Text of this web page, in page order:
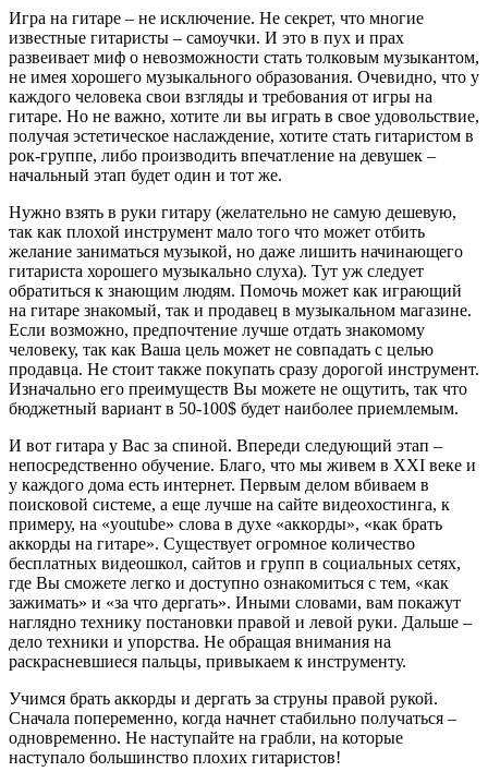
Игра на гитаре – не исключение. Не секрет, что многие
известные гитаристы – самоучки. И это в пух и прах
развеивает миф о невозможности стать толковым музыкантом,
не имея хорошего музыкального образования. Очевидно, что у
каждого человека свои взгляды и требования от игры на
гитаре. Но не важно, хотите ли вы играть в свое удовольствие,
получая эстетическое наслаждение, хотите стать гитаристом в
рок-группе, либо производить впечатление на девушек –
начальный этап будет один и тот же.
Нужно взять в руки гитару (желательно не самую дешевую,
так как плохой инструмент мало того что может отбить
желание заниматься музыкой, но даже лишить начинающего
гитариста хорошего музыкально слуха). Тут уж следует
обратиться к знающим людям. Помочь может как играющий
на гитаре знакомый, так и продавец в музыкальном магазине.
Если возможно, предпочтение лучше отдать знакомому
человеку, так как Ваша цель может не совпадать с целью
продавца. Не стоит также покупать сразу дорогой инструмент.
Изначально его преимуществ Вы можете не ощутить, так что
бюджетный вариант в 50-100$ будет наиболее приемлемым.
И вот гитара у Вас за спиной. Впереди следующий этап –
непосредственно обучение. Благо, что мы живем в ХХI веке и
у каждого дома есть интернет. Первым делом вбиваем в
поисковой системе, а еще лучше на сайте видеохостинга, к
примеру, на «youtube» слова в духе «аккорды», «как брать
аккорды на гитаре». Существует огромное количество
бесплатных видеошкол, сайтов и групп в социальных сетях,
где Вы сможете легко и доступно ознакомиться с тем, «как
зажимать» и «за что дергать». Иными словами, вам покажут
наглядно технику постановки правой и левой руки. Дальше –
дело техники и упорства. Не обращая внимания на
раскрасневшиеся пальцы, привыкаем к инструменту.
Учимся брать аккорды и дергать за струны правой рукой.
Сначала попеременно, когда начнет стабильно получаться –
одновременно. Не наступайте на грабли, на которые
наступало большинство плохих гитаристов!